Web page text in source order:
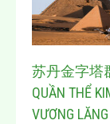
苏丹金字塔
QUẦN THỂ
VƯƠNG